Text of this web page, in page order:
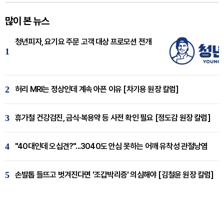
많이 본 뉴스
1
청년피자, 요기요 주문 고객 대상 프로모션 전개
2 허리 MRI는 정상인데 계속 아픈 이유 [차기용 원장 칼럼]
3 휴가철 건강검진, 금식·복용약 등 사전 확인 필요 [정도감 원장 칼럼]
4 "40대인데 오십견?"...3040도 안심 못하는 어깨 유착성 관절낭염
5 손발톱 들뜨고 벗겨진다면 '조갑박리증' 의심해야 [김철윤 원장 칼럼]